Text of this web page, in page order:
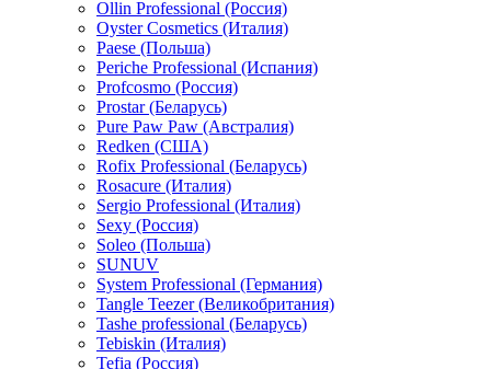
Ollin Professional (Россия)
Oyster Cosmetics (Италия)
Paese (Польша)
Periche Professional (Испания)
Profcosmo (Россия)
Prostar (Беларусь)
Pure Paw Paw (Австралия)
Redken (США)
Rofix Professional (Беларусь)
Rosacure (Италия)
Sergio Professional (Италия)
Sexy (Россия)
Soleo (Польша)
SUNUV
System Professional (Германия)
Tangle Teezer (Великобритания)
Tashe professional (Беларусь)
Tebiskin (Италия)
Tefia (Россия)